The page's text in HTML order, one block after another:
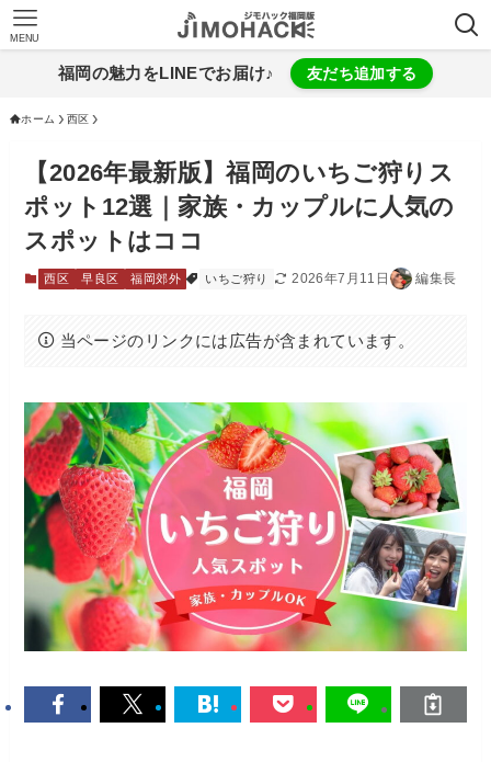
MENU
福岡の魅力をLINEでお届け♪ 友だち追加する
ホーム 西区
【2026年最新版】福岡のいちご狩りス
ポット12選｜家族・カップルに人気の
スポットはココ
西区 早良区 福岡郊外 いちご狩り 2026年7月11日 編集長
当ページのリンクには広告が含まれています。